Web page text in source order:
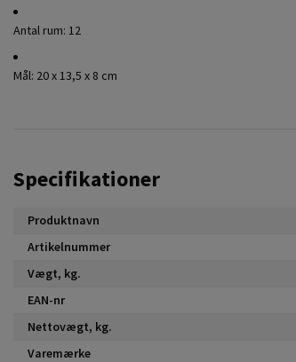
Antal rum: 12
Mål: 20 x 13,5 x 8 cm
Specifikationer
Produktnavn
Artikelnummer
Vægt, kg.
EAN-nr
Nettovægt, kg.
Varemærke